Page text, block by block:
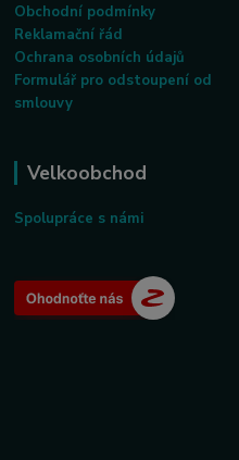
Obchodní podmínky
Reklamační řád
Ochrana osobních údajů
Formulář pro odstoupení od
smlouvy
Velkoobchod
Spolupráce s námi